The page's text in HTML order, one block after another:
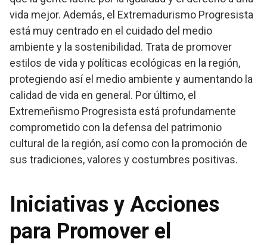
vida mejor. Además, el Extremadurismo Progresista
está muy centrado en el cuidado del medio
ambiente y la sostenibilidad. Trata de promover
estilos de vida y políticas ecológicas en la región,
protegiendo así el medio ambiente y aumentando la
calidad de vida en general. Por último, el
Extremeñismo Progresista está profundamente
comprometido con la defensa del patrimonio
cultural de la región, así como con la promoción de
sus tradiciones, valores y costumbres positivas.
Iniciativas y Acciones
para Promover el